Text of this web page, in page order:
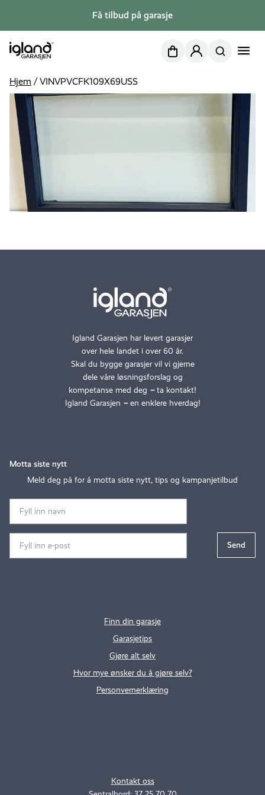
Få tilbud på garasje
NettbutikkMin side
Hjem /VINVPVCFK109X69USS
Igland Garasjen har levert garasjer
over hele landet i over 60 år.
Skal du bygge garasjer vil vi gjerne
dele våre løsningsforslag og
kompetanse med deg –ta kontakt!
Igland Garasjen –en enklere hverdag!
Kontakt oss
Finn din garasje
Garasjetips
Gjøre alt selv
Hvor mye ønsker du å gjøre selv?
Personvernerklæring
Motta siste nytt
Meld deg på for å motta siste nytt, tips og kampanjetilbud